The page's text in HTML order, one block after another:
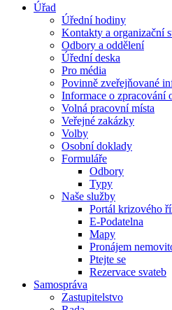
Úřad
Úřední hodiny
Kontakty a organizační
Odbory a oddělení
Úřední deska
Pro média
Povinně zveřejňované
Informace o zpracování
Volná pracovní místa
Veřejné zakázky
Volby
Osobní doklady
Formuláře
Odbory
Typy
Naše služby
Portál krizového
E-Podatelna
Mapy
Pronájem
Ptejte se
Rezervace svateb
Samospráva
Zastupitelstvo